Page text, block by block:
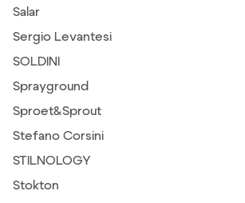
Salar
Sergio Levantesi
SOLDINI
Sprayground
Sproet&Sprout
Stefano Corsini
STILNOLOGY
Stokton